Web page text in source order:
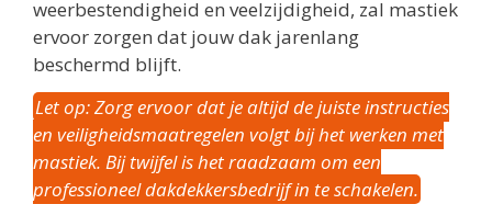
weerbestendigheid en veelzijdigheid, zal mastiek
ervoor zorgen dat jouw dak jarenlang
beschermd blijft.
Let op: Zorg ervoor dat je altijd de juiste instructies
en veiligheidsmaatregelen volgt bij het werken met
mastiek. Bij twijfel is het raadzaam om een
professioneel dakdekkersbedrijf in te schakelen.